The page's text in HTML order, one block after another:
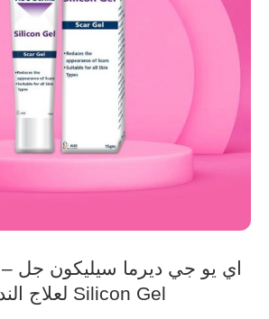
Silicon Gel لعلاج الندبات